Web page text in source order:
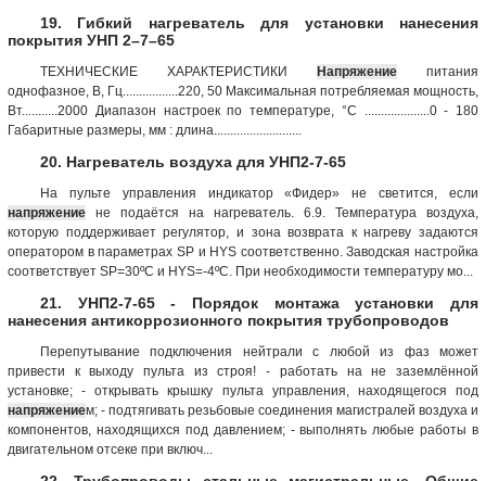
19. Гибкий нагреватель для установки нанесения
покрытия УНП 2–7–65
ТЕХНИЧЕСКИЕ ХАРАКТЕРИСТИКИ Напряжение питания
однофазное, В, Гц.................220, 50 Максимальная потребляемая мощность,
Вт...........2000 Диапазон настроек по температуре, °С ....................0 - 180
Габаритные размеры, мм : длина...........................
20. Нагреватель воздуха для УНП2-7-65
На пульте управления индикатор «Фидер» не светится, если
напряжение не подаётся на нагреватель. 6.9. Температура воздуха,
которую поддерживает регулятор, и зона возврата к нагреву задаются
оператором в параметрах SP и HYS соответственно. Заводская настройка
соответствует SP=30ºС и HYS=-4ºC. При необходимости температуру мо...
21. УНП2-7-65 - Порядок монтажа установки для
нанесения антикоррозионного покрытия трубопроводов
Перепутывание подключения нейтрали с любой из фаз может
привести к выходу пульта из строя! - работать на не заземлённой
установке; - открывать крышку пульта управления, находящегося под
напряжением; - подтягивать резьбовые соединения магистралей воздуха и
компонентов, находящихся под давлением; - выполнять любые работы в
двигательном отсеке при включ...